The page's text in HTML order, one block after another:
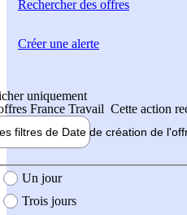
Rechercherdes offres
uniquement
France Travail Cette action
filtres de Date de création de
création de l'offre
Un jour
Trois jours
Créer une alerte